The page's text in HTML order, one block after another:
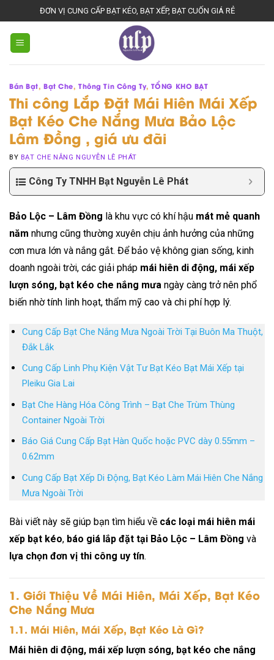
to
content
ĐƠN VỊ CUNG CẤP BẠT KÉO, BẠT XẾP, BẠT CUỐN GIÁ RẺ
Bán Bạt,Bạt Che,Thông Tin Công Ty, TỔNG KHO BẠT
Thi công Lắp Đặt Mái Hiên Mái Xếp
Bạt Kéo Che Nắng Mưa Bảo Lộc
Lâm Đồng , giá ưu đãi
BY BẠT CHE NẮNG NGUYỄN LÊ PHÁT
Công Ty TNHH Bạt Nguyễn Lê Phát
Bảo Lộc – Lâm Đồng là khu vực có khí hậu mát mẻ quanh
năm nhưng cũng thường xuyên chịu ảnh hưởng của những
cơn mưa lớn và nắng gắt. Để bảo vệ không gian sống, kinh
doanh ngoài trời, các giải pháp mái hiên di động, mái xếp
lượn sóng, bạt kéo che nắng mưa ngày càng trở nên phổ
biến nhờ tính linh hoạt, thẩm mỹ cao và chi phí hợp lý.
Cung Cấp Bạt Che Nắng Mưa Ngoài Trời Tại Buôn Ma Thuột,
Đắk Lắk
Cung Cấp Linh Phụ Kiện Vật Tư Bạt Kéo Bạt Mái Xếp tại
Pleiku Gia Lai
Bạt Che Hàng Hóa Công Trình – Bạt Che Trùm Thùng
Container Ngoài Trời
Báo Giá Cung Cấp Bạt Hàn Quốc hoặc PVC dày 0.55mm –
0.62mm
Cung Cấp Bạt Xếp Di Động, Bạt Kéo Làm Mái Hiên Che Nắng
Mưa Ngoài Trời
Bài viết này sẽ giúp bạn tìm hiểu về các loại mái hiên mái
xếp bạt kéo, báo giá lắp đặt tại Bảo Lộc – Lâm Đồng và
lựa chọn đơn vị thi công uy tín.
1. Giới Thiệu Về Mái Hiên, Mái Xếp, Bạt Kéo
Che Nắng Mưa
1.1. Mái Hiên, Mái Xếp, Bạt Kéo Là Gì?
Mái hiên di động, mái xếp lượn sóng, bạt kéo che nắng